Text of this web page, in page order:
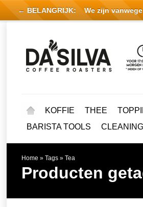
KOFFIE THEE
BARISTA TOOLS
CLEANING
Home » Tags » Tea
Producten
← BELANGRIJK: We zijn vanwege